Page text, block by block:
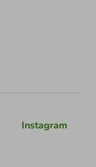
Instagram